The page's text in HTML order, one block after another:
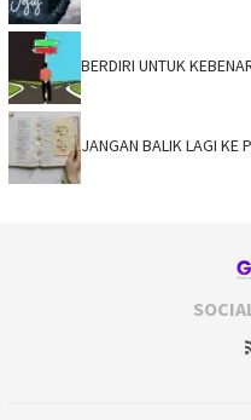
BERDIRI UNTUK
JANGAN BALIK LAGI KE